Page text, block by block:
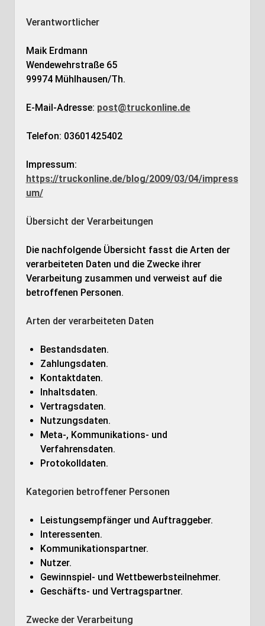
Verantwortlicher
Maik Erdmann
Wendewehrstraße 65
99974 Mühlhausen/Th.
E-Mail-Adresse: post@truckonline.de
Telefon: 03601425402
Impressum:
https://truckonline.de/blog/2009/03/04/impress
um/
Übersicht der Verarbeitungen
Die nachfolgende Übersicht fasst die Arten der
verarbeiteten Daten und die Zwecke ihrer
Verarbeitung zusammen und verweist auf die
betroffenen Personen.
Arten der verarbeiteten Daten
Bestandsdaten.
Zahlungsdaten.
Kontaktdaten.
Inhaltsdaten.
Vertragsdaten.
Nutzungsdaten.
Meta-, Kommunikations- und
Verfahrensdaten.
Protokolldaten.
Kategorien betroffener Personen
Leistungsempfänger und Auftraggeber.
Interessenten.
Kommunikationspartner.
Nutzer.
Gewinnspiel- und Wettbewerbsteilnehmer.
Geschäfts- und Vertragspartner.
Zwecke der Verarbeitung